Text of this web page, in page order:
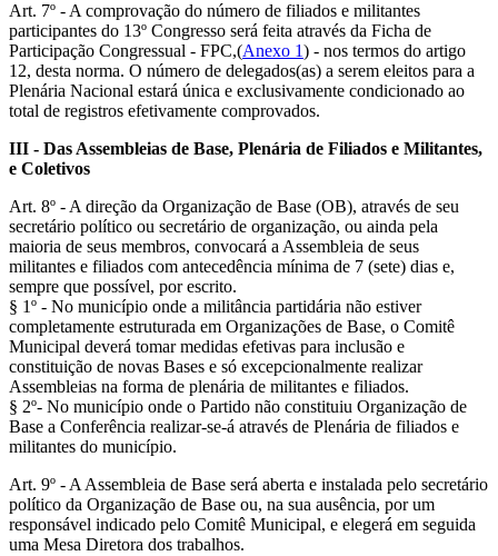
Art. 7º - A comprovação do número de filiados e militantes
participantes do 13º Congresso será feita através da Ficha de
Participação Congressual - FPC,(Anexo 1) - nos termos do artigo
12, desta norma. O número de delegados(as) a serem eleitos para a
Plenária Nacional estará única e exclusivamente condicionado ao
total de registros efetivamente comprovados.
III - Das Assembleias de Base, Plenária de Filiados e Militantes,
e Coletivos
Art. 8º - A direção da Organização de Base (OB), através de seu
secretário político ou secretário de organização, ou ainda pela
maioria de seus membros, convocará a Assembleia de seus
militantes e filiados com antecedência mínima de 7 (sete) dias e,
sempre que possível, por escrito.
§ 1º - No município onde a militância partidária não estiver
completamente estruturada em Organizações de Base, o Comitê
Municipal deverá tomar medidas efetivas para inclusão e
constituição de novas Bases e só excepcionalmente realizar
Assembleias na forma de plenária de militantes e filiados.
§ 2º- No município onde o Partido não constituiu Organização de
Base a Conferência realizar-se-á através de Plenária de filiados e
militantes do município.
Art. 9º - A Assembleia de Base será aberta e instalada pelo secretário
político da Organização de Base ou, na sua ausência, por um
responsável indicado pelo Comitê Municipal, e elegerá em seguida
uma Mesa Diretora dos trabalhos.